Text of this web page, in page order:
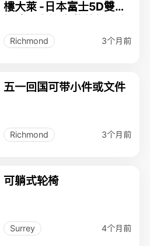
樓大萊 -日本富士5D雙AI
保健產品
Richmond 3个月前
五一回国可带小件或文件
Richmond 3个月前
可躺式轮椅
Surrey 4个月前